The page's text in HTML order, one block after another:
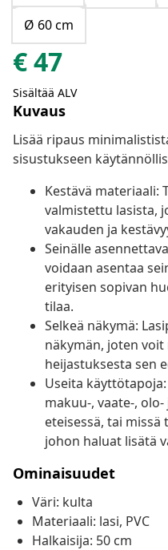
Ø 60 cm
€47
Sisältää ALV
Kuvaus
Lisää ripaus
sisustukseen
Kestävä materiaali:
valmistettu lasista,
vakauden ja
Seinälle
voidaan asentaa
erityisen sopivan
tilaa.
Selkeä näkymä:
näkymän, joten
heijastuksesta sen
Useita
makuu-, vaate-,
eteisessä, tai missä
johon haluat lisätä
Ominaisuudet
Väri: kulta
Materiaali: lasi, PVC
Halkaisija: 50 cm